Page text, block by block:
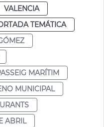
VALENCIA
TEMÁTICA
MARÍTIM
MUNICIPAL
ABRIL